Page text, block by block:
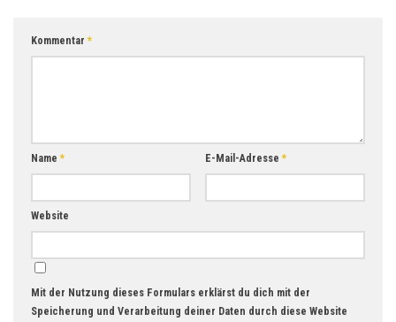
Kommentar*
Name* E-Mail-Adresse*
Website
Mit der Nutzung dieses Formulars erklärst du dich mit der
Speicherung und Verarbeitung deiner Daten durch diese Website